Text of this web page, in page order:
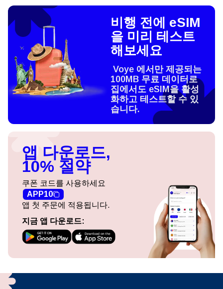
비행 전에 eSIM
을 미리 테스트
해보세요
Voye 에서만 제공되는
100MB 무료 데이터로
집에서도 eSIM을 활성
화하고 테스트할 수 있
습니다.
앱 다운로드,
10% 절약
쿠폰 코드를 사용하세요
APP10
앱 첫 주문에 적용됩니다.
지금 앱 다운로드: